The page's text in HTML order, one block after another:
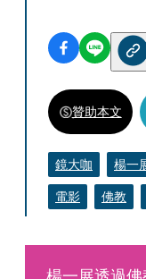
贊助本文
鏡大咖 楊一
電影
佛教